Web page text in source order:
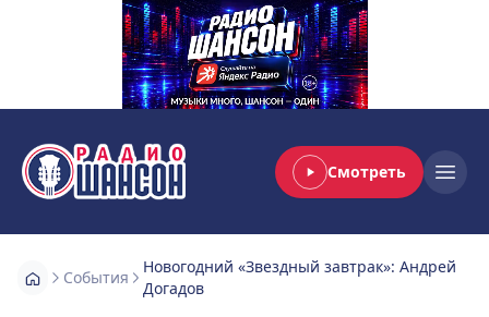
Радио Шансон Смотреть
События
Новогодний «Звездный завтрак»: Андрей
Догадов